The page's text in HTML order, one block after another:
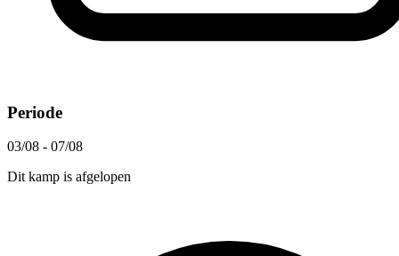
Periode
03/08 - 07/08
Dit kamp is afgelopen